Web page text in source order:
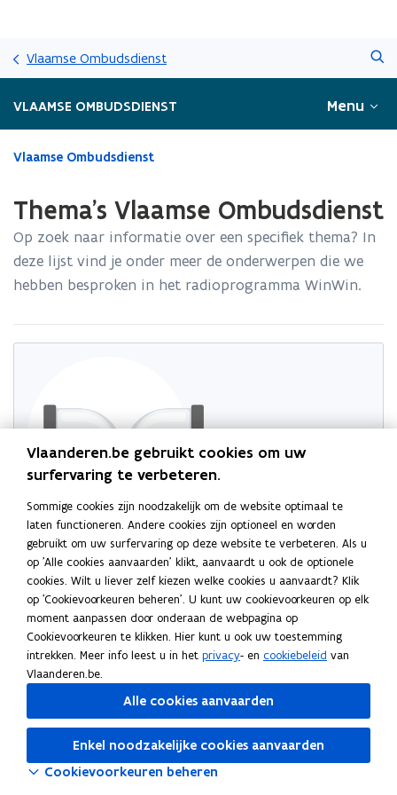
gaan
Vlaamse Ombudsdienst
VLAAMSE OMBUDSDIENST Menu
Gedaan
bevindt
op:
Thema's
Vlaamse Ombudsdienst
Thema's Vlaamse Ombudsdienst
Op zoek naar informatie over een specifiek thema? In
deze lijst vind je onder meer de onderwerpen die we
hebben besproken in het radioprogramma WinWin.
Probeer de pagina opnieuw te laden
Indien dit niet lukt, wacht even en probeer opnieuw
Volg Vlaamse Ombudsdienst op
Facebook
opent in nieuw venster
Instagram
opent in nieuw venster
opent in nieuw venster
Vlaanderen.be gebruikt cookies om uw
surfervaring te verbeteren.
Sommige cookies zijn noodzakelijk om de website optimaal te
laten functioneren. Andere cookies zijn optioneel en worden
gebruikt om uw surfervaring op deze website te verbeteren. Als u
op 'Alle cookies aanvaarden' klikt, aanvaardt u ook de optionele
cookies. Wilt u liever zelf kiezen welke cookies u aanvaardt? Klik
op 'Cookievoorkeuren beheren'. U kunt uw cookievoorkeuren op elk
moment aanpassen door onderaan de webpagina op
Cookievoorkeuren te klikken. Hier kunt u ook uw toestemming
intrekken. Meer info leest u in het privacy- en cookiebeleid van
Vlaanderen.be.
Alle cookies aanvaarden
Enkel noodzakelijke cookies aanvaarden
Cookievoorkeuren beheren